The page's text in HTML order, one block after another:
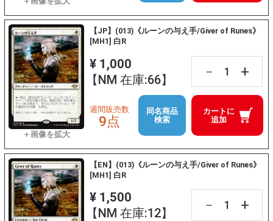
【JP】(013)《ルーンの与え手/Giver of Runes》
[MH1] 白R
¥ 1,000
【NM 在庫:66】
－ +
カートに
追加
週間販売数
9点
同名商品
検索
【EN】(013)《ルーンの与え手/Giver of Runes》
[MH1] 白R
¥ 1,500
【NM 在庫:12】
－ +